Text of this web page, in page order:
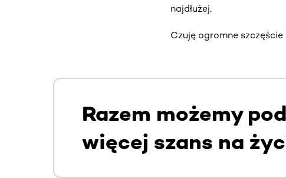
najdłużej.
Czuję ogromne
Razem możemy
więcej szans na